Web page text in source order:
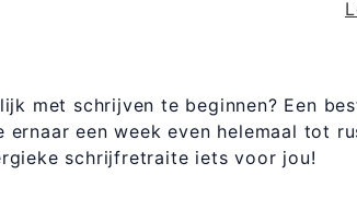
met schrijven te beginnen? Een
ernaar een week even helemaal tot
schrijfretraite iets voor jou!